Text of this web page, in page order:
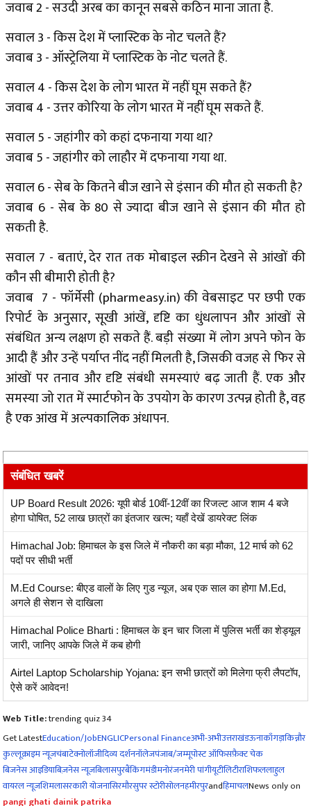
जवाब 2 - सउदी अरब का कानून सबसे कठिन माना जाता है.
सवाल 3 - किस देश में प्लास्टिक के नोट चलते हैं?
जवाब 3 - ऑस्ट्रेलिया में प्लास्टिक के नोट चलते हैं.
सवाल 4 - किस देश के लोग भारत में नहीं घूम सकते हैं?
जवाब 4 - उत्तर कोरिया के लोग भारत में नहीं घूम सकते हैं.
सवाल 5 - जहांगीर को कहां दफनाया गया था?
जवाब 5 - जहांगीर को लाहौर में दफनाया गया था.
सवाल 6 - सेब के कितने बीज खाने से इंसान की मौत हो सकती है?
जवाब 6 - सेब के 80 से ज्यादा बीज खाने से इंसान की मौत हो
सकती है.
सवाल 7 - बताएं, देर रात तक मोबाइल स्क्रीन देखने से आंखों की
कौन सी बीमारी होती है?
जवाब 7 - फॉर्मेसी (pharmeasy.in) की वेबसाइट पर छपी एक
रिपोर्ट के अनुसार, सूखी आंखें, दृष्टि का धुंधलापन और आंखों से
संबंधित अन्य लक्षण हो सकते हैं. बड़ी संख्या में लोग अपने फोन के
आदी हैं और उन्हें पर्याप्त नींद नहीं मिलती है, जिसकी वजह से फिर से
आंखों पर तनाव और दृष्टि संबंधी समस्याएं बढ़ जाती हैं. एक और
समस्या जो रात में स्मार्टफोन के उपयोग के कारण उत्पन्न होती है, वह
है एक आंख में अल्पकालिक अंधापन.
संबंधित खबरें
UP Board Result 2026: यूपी बोर्ड 10वीं-12वीं का रिजल्ट आज शाम 4 बजे
होगा घोषित, 52 लाख छात्रों का इंतजार खत्म; यहाँ देखें डायरेक्ट लिंक
Himachal Job: हिमाचल के इस जिले में नौकरी का बड़ा मौका, 12 मार्च को 62
पदों पर सीधी भर्ती
M.Ed Course: बीएड वालों के लिए गुड न्यूज, अब एक साल का होगा M.Ed,
अगले ही सेशन से दाखिला
Himachal Police Bharti : हिमाचल के इन चार जिला में पुलिस भर्ती का शेड्यूल
जारी, जानिए आपके जिले में कब होगी
Airtel Laptop Scholarship Yojana: इन सभी छात्रों को मिलेगा फ्री लैपटॉप,
ऐसे करें आवेदन!
Web Title:trending quiz 34
Get LatestEducation/JobENGLICPersonal Financeअभी-अभीउत्तराखंडऊनाकाँगड़ाकिन्नौर
कुल्लूक्राइम न्यूजचंबाटेक्नोलॉजीदिव्य दर्शननॉलेजपंजाब/जम्मूपोस्ट ऑफिसफ़ैक्ट चेक
बिजनेस आइडियाबिज़नेस न्यूज़बिलासपुरबैंकिंगमंडीमनोरंजनमेरी पांगीयूटीलिटीराशिफललाहुल
वायरल न्यूज़शिमलासरकारी योजनासिरमौरसुपर स्टोरीसोलनहमीरपुरandहिमाचलNews only on
pangi ghati dainik patrika